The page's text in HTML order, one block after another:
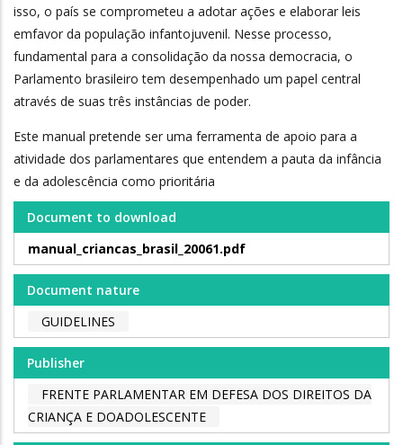
isso, o país se comprometeu a adotar ações e elaborar leis
emfavor da população infantojuvenil. Nesse processo,
fundamental para a consolidação da nossa democracia, o
Parlamento brasileiro tem desempenhado um papel central
através de suas três instâncias de poder.
Este manual pretende ser uma ferramenta de apoio para a
atividade dos parlamentares que entendem a pauta da infância
e da adolescência como prioritária
Document to download
manual_criancas_brasil_20061.pdf
Document nature
GUIDELINES
Publisher
FRENTE PARLAMENTAR EM DEFESA DOS DIREITOS DA
CRIANÇA E DOADOLESCENTE